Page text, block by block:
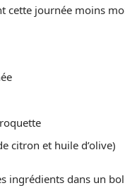
cette journée moins
citron et huile d’olive)
ingrédients dans un